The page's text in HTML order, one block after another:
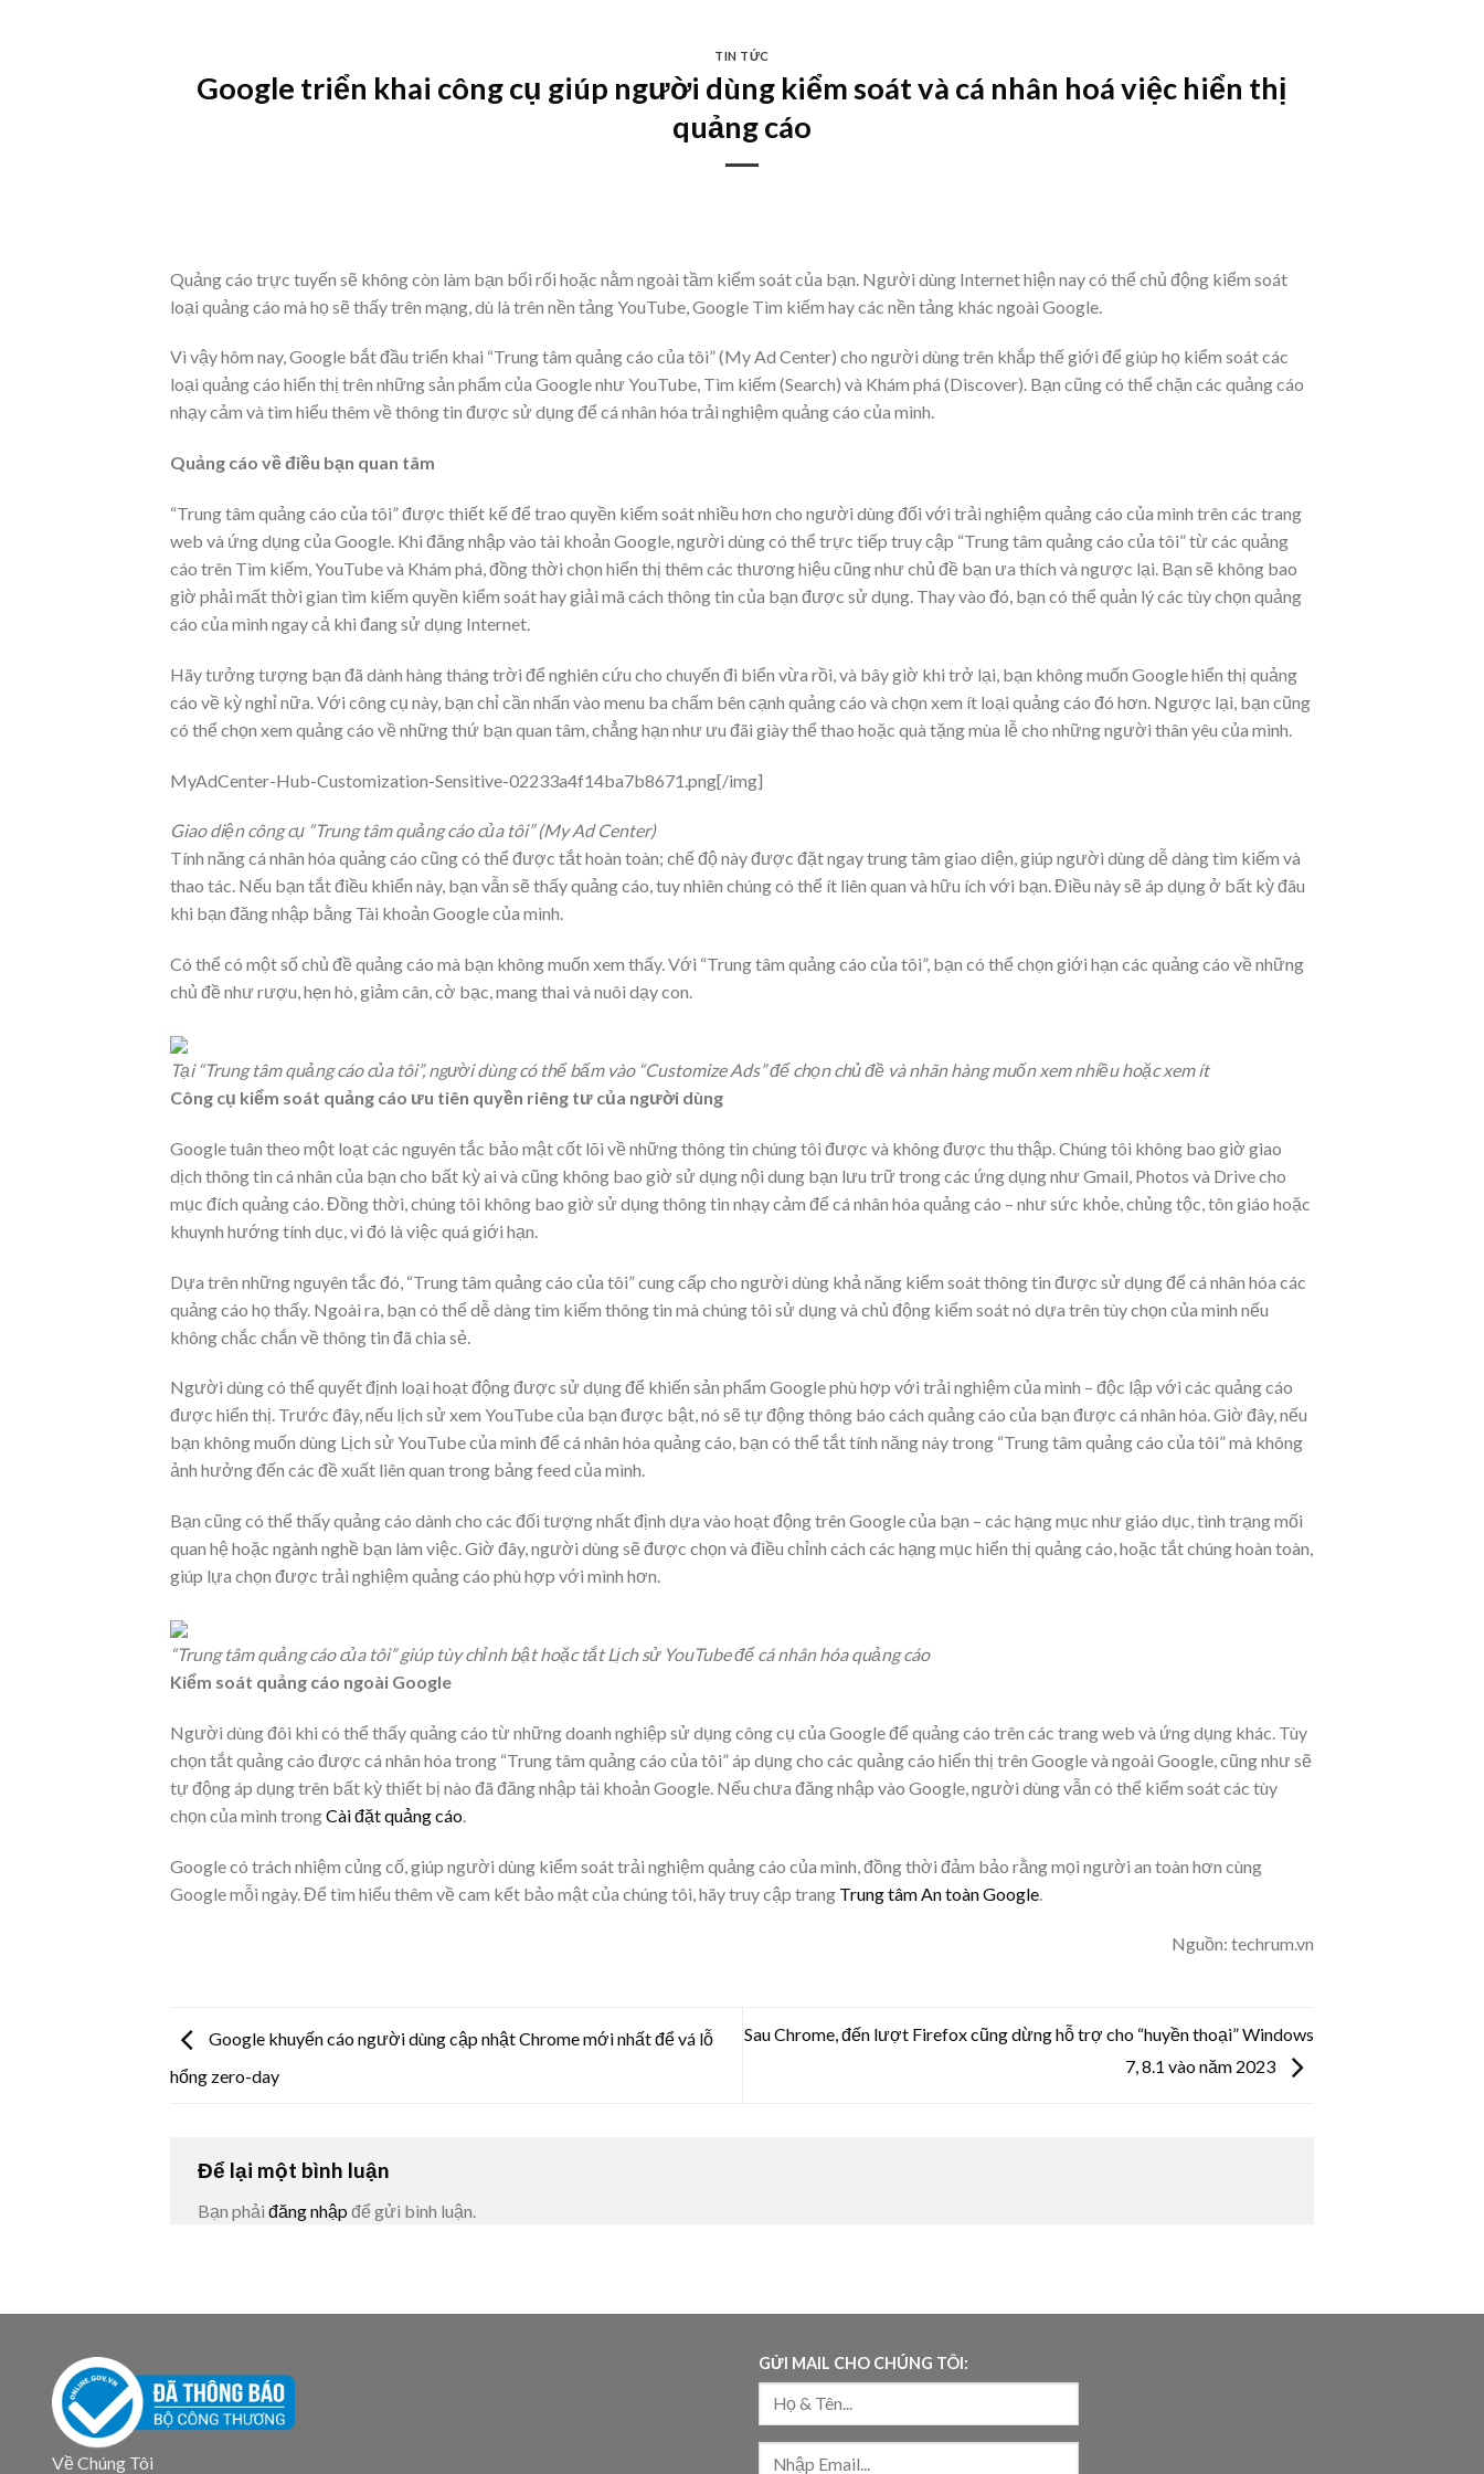
TIN TỨC
Google triển khai công cụ giúp người dùng kiểm soát và cá nhân hoá việc hiển thị
quảng cáo
​Quảng cáo trực tuyến sẽ không còn làm bạn bối rối hoặc nằm ngoài tầm kiểm soát của bạn. Người dùng Internet hiện nay có thể chủ động kiểm soát
loại quảng cáo mà họ sẽ thấy trên mạng, dù là trên nền tảng YouTube, Google Tìm kiếm hay các nền tảng khác ngoài Google.
Vì vậy hôm nay, Google bắt đầu triển khai “Trung tâm quảng cáo của tôi” (My Ad Center) cho người dùng trên khắp thế giới để giúp họ kiểm soát các
loại quảng cáo hiển thị trên những sản phẩm của Google như YouTube, Tìm kiếm (Search) và Khám phá (Discover). Bạn cũng có thể chặn các quảng cáo
nhạy cảm và tìm hiểu thêm về thông tin được sử dụng để cá nhân hóa trải nghiệm quảng cáo của mình.
Quảng cáo về điều bạn quan tâm
“Trung tâm quảng cáo của tôi” được thiết kế để trao quyền kiểm soát nhiều hơn cho người dùng đối với trải nghiệm quảng cáo của mình trên các trang
web và ứng dụng của Google. Khi đăng nhập vào tài khoản Google, người dùng có thể trực tiếp truy cập “Trung tâm quảng cáo của tôi” từ các quảng
cáo trên Tìm kiếm, YouTube và Khám phá, đồng thời chọn hiển thị thêm các thương hiệu cũng như chủ đề bạn ưa thích và ngược lại. Bạn sẽ không bao
giờ phải mất thời gian tìm kiếm quyền kiểm soát hay giải mã cách thông tin của bạn được sử dụng. Thay vào đó, bạn có thể quản lý các tùy chọn quảng
cáo của mình ngay cả khi đang sử dụng Internet.
Hãy tưởng tượng bạn đã dành hàng tháng trời để nghiên cứu cho chuyến đi biển vừa rồi, và bây giờ khi trở lại, bạn không muốn Google hiển thị quảng
cáo về kỳ nghỉ nữa. Với công cụ này, bạn chỉ cần nhấn vào menu ba chấm bên cạnh quảng cáo và chọn xem ít loại quảng cáo đó hơn. Ngược lại, bạn cũng
có thể chọn xem quảng cáo về những thứ bạn quan tâm, chẳng hạn như ưu đãi giày thể thao hoặc quà tặng mùa lễ cho những người thân yêu của mình.
MyAdCenter-Hub-Customization-Sensitive-02233a4f14ba7b8671.png[/img]
Giao diện công cụ “Trung tâm quảng cáo của tôi” (My Ad Center)
Tính năng cá nhân hóa quảng cáo cũng có thể được tắt hoàn toàn; chế độ này được đặt ngay trung tâm giao diện, giúp người dùng dễ dàng tìm kiếm và
thao tác. Nếu bạn tắt điều khiển này, bạn vẫn sẽ thấy quảng cáo, tuy nhiên chúng có thể ít liên quan và hữu ích với bạn. Điều này sẽ áp dụng ở bất kỳ đâu
khi bạn đăng nhập bằng Tài khoản Google của mình.
Có thể có một số chủ đề quảng cáo mà bạn không muốn xem thấy. Với “Trung tâm quảng cáo của tôi”, bạn có thể chọn giới hạn các quảng cáo về những
chủ đề như rượu, hẹn hò, giảm cân, cờ bạc, mang thai và nuôi dạy con.
Tại “Trung tâm quảng cáo của tôi”, người dùng có thể bấm vào “Customize Ads” để chọn chủ đề và nhãn hàng muốn xem nhiều hoặc xem ít
Công cụ kiểm soát quảng cáo ưu tiên quyền riêng tư của người dùng
Google tuân theo một loạt các nguyên tắc bảo mật cốt lõi về những thông tin chúng tôi được và không được thu thập. Chúng tôi không bao giờ giao
dịch thông tin cá nhân của bạn cho bất kỳ ai và cũng không bao giờ sử dụng nội dung bạn lưu trữ trong các ứng dụng như Gmail, Photos và Drive cho
mục đích quảng cáo. Đồng thời, chúng tôi không bao giờ sử dụng thông tin nhạy cảm để cá nhân hóa quảng cáo – như sức khỏe, chủng tộc, tôn giáo hoặc
khuynh hướng tính dục, vì đó là việc quá giới hạn.
Dựa trên những nguyên tắc đó, “Trung tâm quảng cáo của tôi” cung cấp cho người dùng khả năng kiểm soát thông tin được sử dụng để cá nhân hóa các
quảng cáo họ thấy. Ngoài ra, bạn có thể dễ dàng tìm kiếm thông tin mà chúng tôi sử dụng và chủ động kiểm soát nó dựa trên tùy chọn của mình nếu
không chắc chắn về thông tin đã chia sẻ.
Người dùng có thể quyết định loại hoạt động được sử dụng để khiến sản phẩm Google phù hợp với trải nghiệm của mình – độc lập với các quảng cáo
được hiển thị. Trước đây, nếu lịch sử xem YouTube của bạn được bật, nó sẽ tự động thông báo cách quảng cáo của bạn được cá nhân hóa. Giờ đây, nếu
bạn không muốn dùng Lịch sử YouTube của mình để cá nhân hóa quảng cáo, bạn có thể tắt tính năng này trong “Trung tâm quảng cáo của tôi” mà không
ảnh hưởng đến các đề xuất liên quan trong bảng feed của mình.
Bạn cũng có thể thấy quảng cáo dành cho các đối tượng nhất định dựa vào hoạt động trên Google của bạn – các hạng mục như giáo dục, tình trạng mối
quan hệ hoặc ngành nghề bạn làm việc. Giờ đây, người dùng sẽ được chọn và điều chỉnh cách các hạng mục hiển thị quảng cáo, hoặc tắt chúng hoàn toàn,
giúp lựa chọn được trải nghiệm quảng cáo phù hợp với mình hơn.
“Trung tâm quảng cáo của tôi” giúp tùy chỉnh bật hoặc tắt Lịch sử YouTube để cá nhân hóa quảng cáo
Kiểm soát quảng cáo ngoài Google
Người dùng đôi khi có thể thấy quảng cáo từ những doanh nghiệp sử dụng công cụ của Google để quảng cáo trên các trang web và ứng dụng khác. Tùy
chọn tắt quảng cáo được cá nhân hóa trong “Trung tâm quảng cáo của tôi” áp dụng cho các quảng cáo hiển thị trên Google và ngoài Google, cũng như sẽ
tự động áp dụng trên bất kỳ thiết bị nào đã đăng nhập tài khoản Google. Nếu chưa đăng nhập vào Google, người dùng vẫn có thể kiểm soát các tùy
chọn của mình trongCài đặt quảng cáo.
Google có trách nhiệm củng cố, giúp người dùng kiểm soát trải nghiệm quảng cáo của mình, đồng thời đảm bảo rằng mọi người an toàn hơn cùng
Google mỗi ngày. Để tìm hiểu thêm về cam kết bảo mật của chúng tôi, hãy truy cập trang Trung tâm An toàn Google.
Nguồn: techrum.vn
Google khuyến cáo người dùng cập nhật Chrome mới nhất để vá lỗ
hổng zero-day
Sau Chrome, đến lượt Firefox cũng dừng hỗ trợ cho “huyền thoại” Windows
7, 8.1 vào năm 2023
Để lại một bình luận
Bạn phải đăng nhập để gửi bình luận.
Về Chúng Tôi
GỬI MAIL CHO CHÚNG TÔI: